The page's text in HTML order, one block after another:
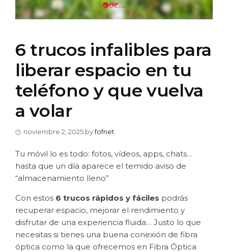
6 trucos infalibles para
liberar espacio en tu
teléfono y que vuelva
a volar
noviembre 2, 2025 byfofnet
Tu móvil lo es todo: fotos, vídeos, apps, chats…
hasta que un día aparece el temido aviso de
“almacenamiento lleno”
Con estos 6 trucos rápidos y fáciles podrás
recuperar espacio, mejorar el rendimiento y
disfrutar de una experiencia fluida… Justo lo que
necesitas si tienes una buena conexión de fibra
óptica como la que ofrecemos en Fibra Óptica